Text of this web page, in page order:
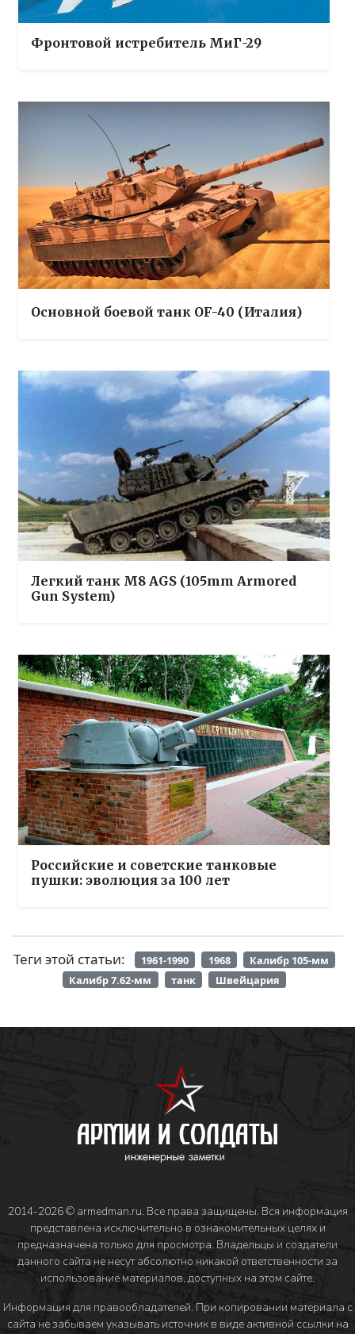
Фронтовой истребитель МиГ-29
Основной боевой танк OF-40 (Италия)
Легкий танк М8 AGS (105mm Armored
Gun System)
Российские и советские танковые
пушки: эволюция за 100 лет
Теги этой статьи: 1961-1990 1968
Калибр 105-мм
Калибр 7.62-мм
танк Швейцария
2014-2026 © armedman.ru. Все права защищены. Вся информация
представлена исключительно в ознакомительных целях и
предназначена только для просмотра. Владельцы и создатели
данного сайта не несут абсолютно никакой ответственности за
использование материалов, доступных на этом сайте.
Информация для правообладателей. При копировании материала с
сайта не забываем указывать источник в виде активной ссылки на